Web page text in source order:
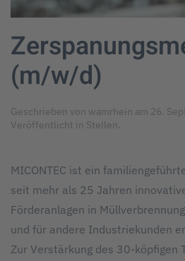
(m/w/d)
Geschrieben von wamrhein am 26.
Veröffentlicht in Stellen.
MICONTEC ist ein
seit mehr als 25 Jahren
Förderanlagen in
und für andere Industriekunden
Zur Verstärkung des 30-köpfigen